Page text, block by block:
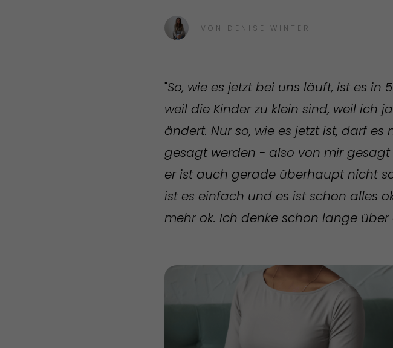
VON DENISE WINTER
"So, wie es jetzt bei uns läuft, ist es
weil die Kinder zu klein sind, weil ich
ändert. Nur so, wie es jetzt ist, darf
gesagt werden - also von mir
er ist auch gerade überhaupt nicht
ist es einfach und es ist schon alles
mehr ok. Ich denke schon lange über